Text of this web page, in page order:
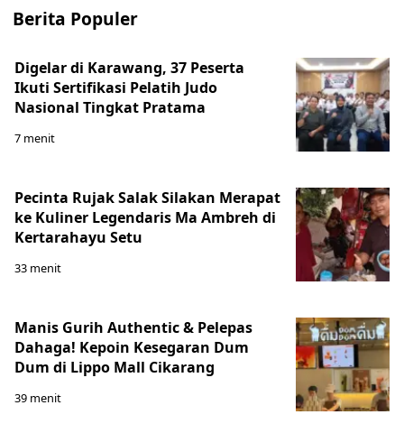
Berita Populer
Digelar di Karawang, 37 Peserta
Ikuti Sertifikasi Pelatih Judo
Nasional Tingkat Pratama
7 menit
Pecinta Rujak Salak Silakan Merapat
ke Kuliner Legendaris Ma Ambreh di
Kertarahayu Setu
33 menit
Manis Gurih Authentic & Pelepas
Dahaga! Kepoin Kesegaran Dum
Dum di Lippo Mall Cikarang
39 menit